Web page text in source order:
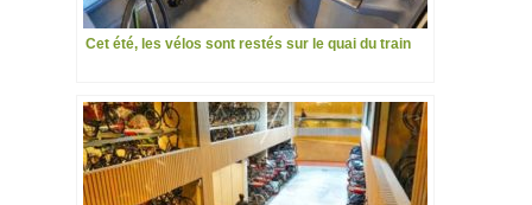
Cet été, les vélos sont restés sur le quai du train